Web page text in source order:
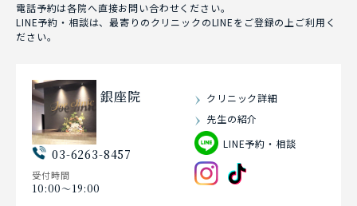
電話予約は各院へ直接お問い合わせください。
LINE予約・相談は、最寄りのクリニックのLINEをご登録の上ご利用く
ださい。
銀座院
03-6263-8457
受付時間
10:00〜19:00
クリニック詳細
先生の紹介
LINE予約・相談